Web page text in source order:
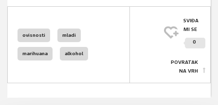
ovisnosti mladi
marihuana alkohol
SVIĐA
MI SE
0
POVRATAK
NA VRH